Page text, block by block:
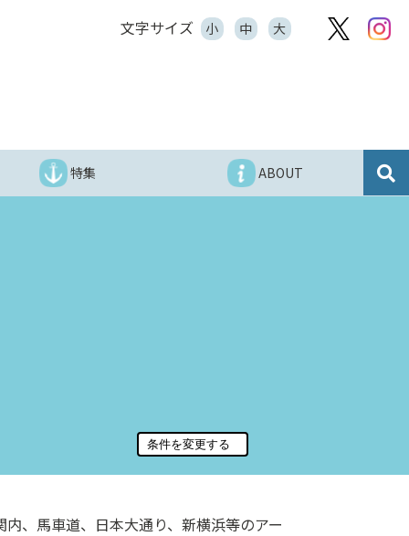
文字サイズ 小 中 大
特集 ABOUT
、馬車道、日本大通り、新横浜等のアー